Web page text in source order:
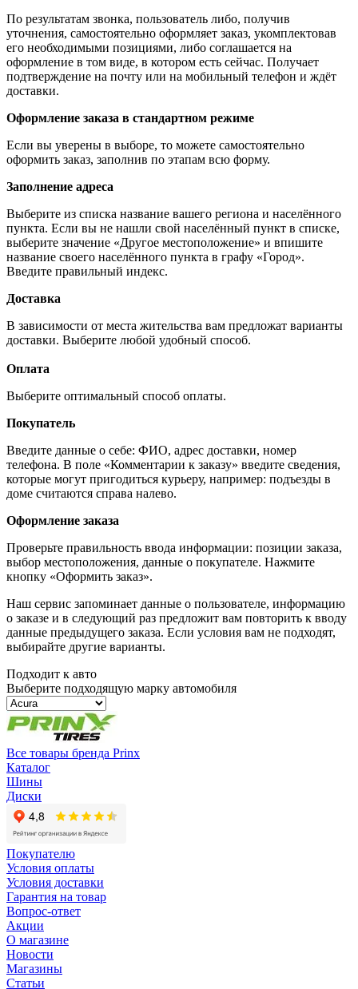
По результатам звонка, пользователь либо, получив
уточнения, самостоятельно оформляет заказ, укомплектовав
его необходимыми позициями, либо соглашается на
оформление в том виде, в котором есть сейчас. Получает
подтверждение на почту или на мобильный телефон и ждёт
доставки.
Оформление заказа в стандартном режиме
Если вы уверены в выборе, то можете самостоятельно
оформить заказ, заполнив по этапам всю форму.
Заполнение адреса
Выберите из списка название вашего региона и населённого
пункта. Если вы не нашли свой населённый пункт в списке,
выберите значение «Другое местоположение» и впишите
название своего населённого пункта в графу «Город».
Введите правильный индекс.
Доставка
В зависимости от места жительства вам предложат варианты
доставки. Выберите любой удобный способ.
Оплата
Выберите оптимальный способ оплаты.
Покупатель
Введите данные о себе: ФИО, адрес доставки, номер
телефона. В поле «Комментарии к заказу» введите сведения,
которые могут пригодиться курьеру, например: подъезды в
доме считаются справа налево.
Оформление заказа
Проверьте правильность ввода информации: позиции заказа,
выбор местоположения, данные о покупателе. Нажмите
кнопку «Оформить заказ».
Наш сервис запоминает данные о пользователе, информацию
о заказе и в следующий раз предложит вам повторить к вводу
данные предыдущего заказа. Если условия вам не подходят,
выбирайте другие варианты.
Подходит к авто
Выберите подходящую марку автомобиля
Все товары бренда Prinx
Каталог
Шины
Диски
Покупателю
Условия оплаты
Условия доставки
Гарантия на товар
Вопрос-ответ
Акции
О магазине
Новости
Магазины
Статьи